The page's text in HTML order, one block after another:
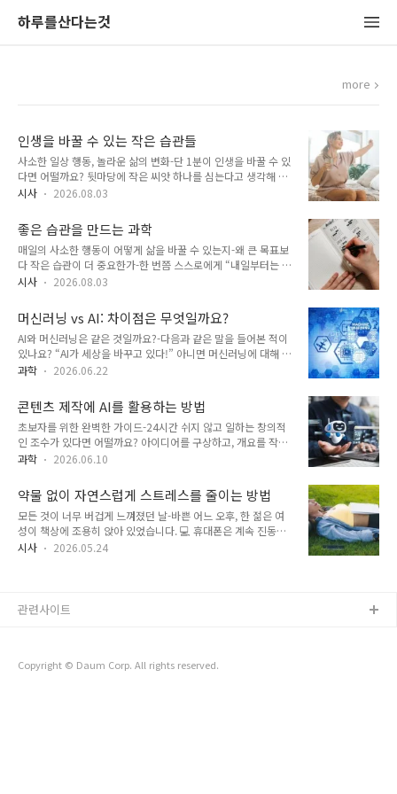
하루를산다는것
more
인생을 바꿀 수 있는 작은 습관들
사소한 일상 행동, 놀라운 삶의 변화-단 1분이 인생을 바꿀 수 있
다면 어떨까요? 뒷마당에 작은 씨앗 하나를 심는다고 생각해 보
세요. 🌱 첫날에는 아무 일도 일어나지 않습니다. 일주일 후… 여
돋아납니다. 하지만 몇 년이 지나면 어떨까요? 그 작은 씨앗은
그늘과 열매, 아름다움을 선사하는 거대한 나무로 자라납니다.
인생의 성공도 종종 이와 같은 방식으로 이루어집니다. 많은 사
람들은 삶을 바꾸려면 거대한 목표, 끝없는 동기 부여, 혹은 하룻
밤 사이에 일어나는 극적인 변화가 필요하다고 믿습니다. 하지만
히 반복되는 작은 습관은 오래가지 못하는 큰 노력보다 종종 더
강력한 힘을 발휘합니다..
시사 2026.08.03
좋은 습관을 만드는 과학
매일의 사소한 행동이 어떻게 삶을 바꿀 수 있는지-왜 큰 목표보
다 작은 습관이 더 중요한가-한 번쯤 스스로에게 “내일부터는 매
일 운동할 거야!”라고 다짐해 본 적이 있나요? 💪 아니면 일찍
마트폰을 덜 보기로 결심한 적이 있을지도 모릅니다. 며칠 동안
은 모든 것이 순조롭게 진행됩니다… 그러다 삶이 바빠지기 시작
합니다. 갑자기 새로운 습관은 사라져 버립니다. 익숙한 이야기
죠? 놀라운 진실은 바로 이것입니다. 성공한 사람들이 매일 더
강한 동기를 가지고 있어서 성공한 것이 아닙니다. 그들은 더 나
은 행동들이 결국 놀라운 결과를 만들어낼 수 있다는 점입니다.
습관 형성의 매혹적인 과..
시사 2026.08.03
머신러닝 vs AI: 차이점은 무엇일까요?
AI와 머신러닝은 같은 것일까요?-다음과 같은 말을 들어본 적이
있나요? “AI가 세상을 바꾸고 있다!” 아니면 머신러닝에 대해 다
룬 뉴스 헤드라인을 보고 이렇게 의아해한 적이 있나요? “잠
슷하게 사용하지만, 정확히 같은 것은 아닙니다. 모든 머신 러닝
은 AI이지만, 모든 AI가 머신 러닝인 것은 아닙니다. 누구라도 이
해할 수 있을 만큼 간단하게 설명해 드리겠습니다.🧠 인공 지능
이란 무엇일까요?사람처럼 생각하고 문제를 해결할 수 있는 로
봇, 그것이 바로 인공지능의 기본 개념입니다. AI는 기계가 가능
이미지 생성🎵 음악 작곡🚗 자동차 운전🧩 문제 해결💬 대화 나
누기..
과학 2026.06.22
콘텐츠 제작에 AI를 활용하는 방법
초보자를 위한 완벽한 가이드-24시간 쉬지 않고 일하는 창의적
인 조수가 있다면 어떨까요? 아이디어를 구상하고, 개요를 작성
하며, 이미지를 생성하고, 헤드라인을 제안하고, 심지어 영상 편
고 생각하나요? AI가 콘텐츠 제작 방식을 바꾸고 있기 때문입니
다. 하지만 성공한 많은 창작자들이 발견한 비밀은 바로 이것입
니다. AI는 창의성을 대체하지 않습니다. 오히려 창의성을 증폭
시킵니다. 기술적 전문 지식 없이도 누구나 AI를 활용해 놀라운
콘텐츠를 만드는 방법을 알아보겠습니다.🤖 빈 페이지가 아닌
과학 2026.06.10
약물 없이 자연스럽게 스트레스를 줄이는 방법
모든 것이 너무 버겁게 느껴졌던 날-바쁜 어느 오후, 한 젊은 여
성이 책상에 조용히 앉아 있었습니다. 💻 휴대폰은 계속 진동했
습니다. 할 일 목록은 끝없이 늘어만 갔습니다. 머리는 아팠고,
는, 자연스러운 작은 변화들을 시작했습니다. 사람들이 중요한
게 숨을 너무 빨리 쉬는 경우가 많습니다. 😮‍💨 이는 몸에 다음과
시사 2026.05.24
Copyright © Daum Corp. All rights reserved.
관련사이트